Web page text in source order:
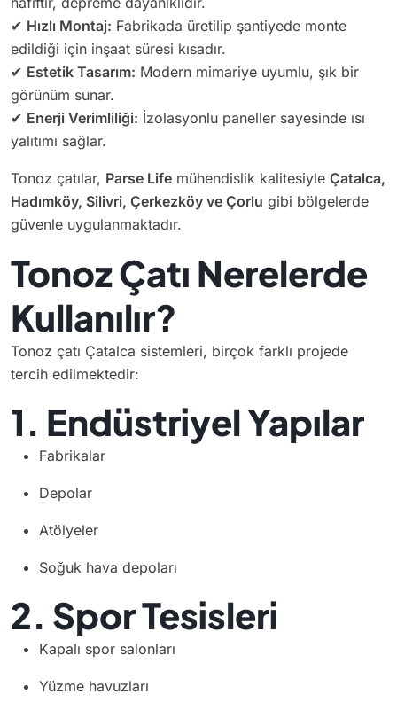
✔ Hızlı Montaj: Fabrikada üretilip şantiyede monte
edildiği için inşaat süresi kısadır.
✔ Estetik Tasarım: Modern mimariye uyumlu, şık bir
görünüm sunar.
✔ Enerji Verimliliği: İzolasyonlu paneller sayesinde ısı
yalıtımı sağlar.
Tonoz çatılar, Parse Life mühendislik kalitesiyle Çatalca,
Hadımköy, Silivri, Çerkezköy ve Çorlu gibi bölgelerde
güvenle uygulanmaktadır.
Tonoz Çatı Nerelerde
Kullanılır?
Tonoz çatı Çatalca sistemleri, birçok farklı projede
tercih edilmektedir:
1. Endüstriyel Yapılar
Fabrikalar
Depolar
Atölyeler
Soğuk hava depoları
2. Spor Tesisleri
Kapalı spor salonları
Yüzme havuzları